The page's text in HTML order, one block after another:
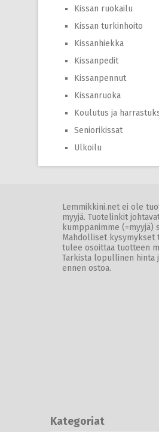
Kissan ruokailu
Kissan turkinhoito
Kissanhiekka
Kissanpedit
Kissanpennut
Kissanruoka
Koulutus ja
Seniorikissat
Ulkoilu
Lemmikkini.net ei ole
myyjä. Tuotelinkit
kumppanimme (=myyjä)
Mahdolliset kysymykset
tulee osoittaa tuotteen
Tarkista lopullinen hinta
ennen ostoa.
Kategoriat